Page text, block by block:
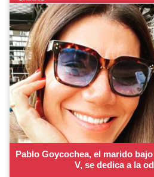
Pablo Goycochea, el marido
V, se dedica a la